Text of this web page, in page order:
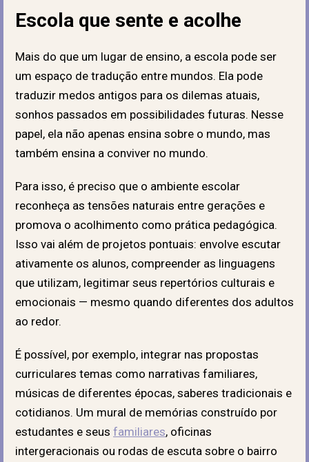
Escola que sente e acolhe
Mais do que um lugar de ensino, a escola pode ser
um espaço de tradução entre mundos. Ela pode
traduzir medos antigos para os dilemas atuais,
sonhos passados em possibilidades futuras. Nesse
papel, ela não apenas ensina sobre o mundo, mas
também ensina a conviver no mundo.
Para isso, é preciso que o ambiente escolar
reconheça as tensões naturais entre gerações e
promova o acolhimento como prática pedagógica.
Isso vai além de projetos pontuais: envolve escutar
ativamente os alunos, compreender as linguagens
que utilizam, legitimar seus repertórios culturais e
emocionais — mesmo quando diferentes dos adultos
ao redor.
É possível, por exemplo, integrar nas propostas
curriculares temas como narrativas familiares,
músicas de diferentes épocas, saberes tradicionais e
cotidianos. Um mural de memórias construído por
estudantes e seus familiares, oficinas
intergeracionais ou rodas de escuta sobre o bairro